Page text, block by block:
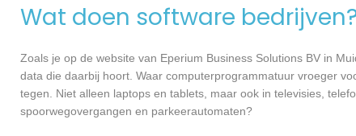
Wat doen software
Zoals je op de website van Eperium Business Solutions BV in
data die daarbij hoort. Waar computerprogrammatuur vroeger
tegen. Niet alleen laptops en tablets, maar ook in televisies,
spoorwegovergangen en parkeerautomaten?